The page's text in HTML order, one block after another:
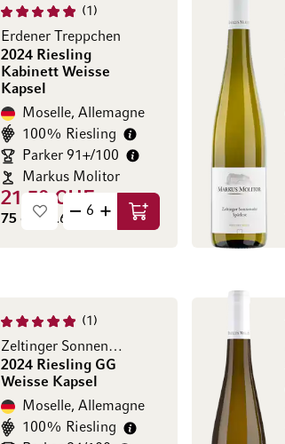
1
Erdener Treppchen
2024 Riesling
Kabinett Weisse
Kapsel
Moselle, Allemagne
100% Riesling
Parker 91+/100
Markus Molitor
21.50 CHF
75 cl (28.67 CHF / l) Ajouter au panier
1
Zeltinger Sonnenuhr
2024 Riesling GG
Weisse Kapsel
Moselle, Allemagne
100% Riesling